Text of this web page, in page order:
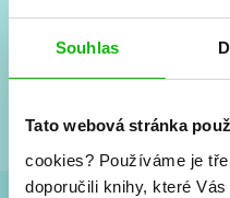
Souhlas
Tato webová stránka
cookies? Používáme je
doporučili knihy, které
Vše kolem #youngadult
a seriálové